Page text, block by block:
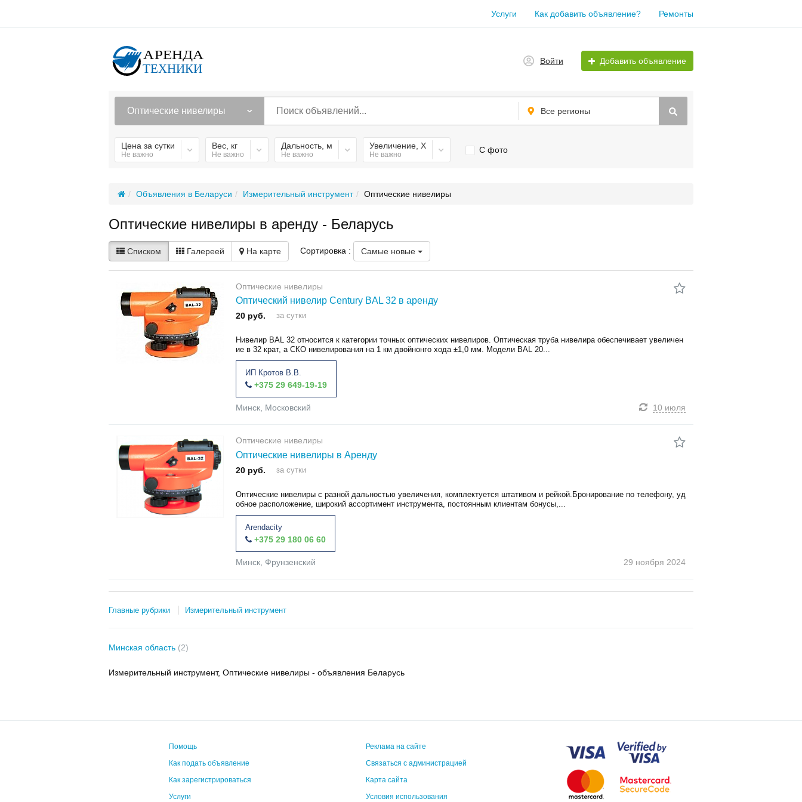
Услуги Как добавить объявление? Ремонты
Войти Добавить объявление
Оптические нивелиры Все регионы
Цена за сутки
Не важно
Вес, кг
Не важно
Дальность, м
Не важно
Увеличение, X
Не важно С фото
Объявления в Беларуси Измерительный инструмент Оптические нивелиры
Оптические нивелиры в аренду - Беларусь
Списком Галереей На карте Сортировка : Самые новые
Оптические нивелиры
Оптический нивелир Century BAL 32 в аренду
20 руб. за сутки
Нивелир BAL 32 относится к категории точных оптических нивелиров. Оптическая труба нивелира обеспечивает увеличен
ие в 32 крат, а СКО нивелирования на 1 км двойнонго хода ±1,0 мм. Модели BAL 20...
ИП Кротов В.В.
+375 29 649-19-19
Минск, Московский 10 июля
Оптические нивелиры
Оптические нивелиры в Аренду
20 руб. за сутки
Оптические нивелиры с разной дальностью увеличения, комплектуется штативом и рейкой.Бронирование по телефону, уд
обное расположение, широкий ассортимент инструмента, постоянным клиентам бонусы,...
Arendacity
+375 29 180 06 60
Минск, Фрунзенский 29 ноября 2024
Главные рубрики Измерительный инструмент
Минская область (2)
Измерительный инструмент, Оптические нивелиры - объявления Беларусь
Помощь
Как подать объявление
Как зарегистрироваться
Услуги
Реклама на сайте
Связаться с администрацией
Карта сайта
Условия использования